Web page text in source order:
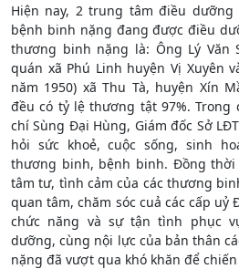
Hiện nay, 2 trung tâm điều
bệnh binh nặng đang được điều
thương binh nặng là: Ông Lý Văn
quán xã Phú Linh huyện Vị Xuyên
năm 1950) xã Thu Tà, huyện Xín
đều có tỷ lệ thương tật 97%. Trong
chí Sùng Đại Hùng, Giám đốc Sở
hỏi sức khoẻ, cuộc sống, sinh
thương binh, bệnh binh. Đồng
tâm tư, tình cảm của các thương
quan tâm, chăm sóc cuả các cấp
chức năng và sự tận tình phục
dưỡng, cùng nội lực của bản thân
nặng đã vượt qua khó khăn để